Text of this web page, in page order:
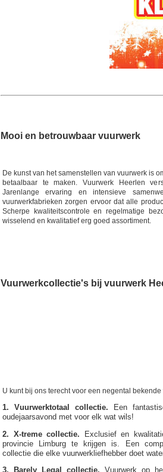
Mooi en betrouwbaar vuurwerk
De kunst van het samenstellen van vuurwerk is
betaalbaar te maken. Vuurwerk Heerlen
Jarenlange ervaring en intensieve
vuurwerkfabrieken zorgen ervoor dat alle
Scherpe kwaliteitscontrole en regelmatige
wisselend en kwalitatief erg goed assortiment.
Vuurwerkcollectie's bij vuurwerk
U kunt bij ons terecht voor een negental
1. Vuurwerktotaal collectie. Een
oudejaarsavond met voor elk wat wils!
2. X-treme collectie. Exclusief en
provincie Limburg te krijgen is. Een
collectie die elke vuurwerkliefhebber doet